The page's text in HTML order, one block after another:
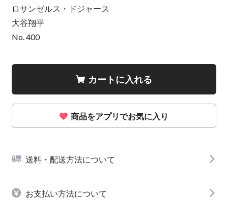
ロサンゼルス・ドジャース
大谷翔平
No. 400
カートに入れる
商品をアプリでお気に入り
送料・配送方法について
お支払い方法について